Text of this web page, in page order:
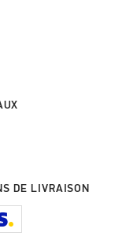
DE LIVRAISON